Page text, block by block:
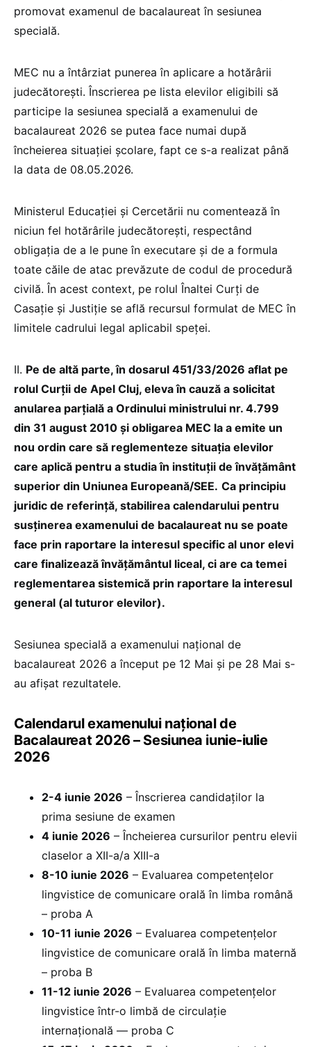
promovat examenul de bacalaureat în sesiunea
specială.
MEC nu a întârziat punerea în aplicare a hotărârii
judecătorești. Înscrierea pe lista elevilor eligibili să
participe la sesiunea specială a examenului de
bacalaureat 2026 se putea face numai după
încheierea situației școlare, fapt ce s-a realizat până
la data de 08.05.2026.
Ministerul Educației și Cercetării nu comentează în
niciun fel hotărârile judecătorești, respectând
obligația de a le pune în executare și de a formula
toate căile de atac prevăzute de codul de procedură
civilă. În acest context, pe rolul Înaltei Curţi de
Casaţie şi Justiţie se află recursul formulat de MEC în
limitele cadrului legal aplicabil speţei.
II. Pe de altă parte, în dosarul 451/33/2026 aflat pe
rolul Curții de Apel Cluj, eleva în cauză a solicitat
anularea parţială a Ordinului ministrului nr. 4.799
din 31 august 2010 și obligarea MEC la a emite un
nou ordin care să reglementeze situaţia elevilor
care aplică pentru a studia în instituţii de învăţământ
superior din Uniunea Europeană/SEE. Ca principiu
juridic de referință, stabilirea calendarului pentru
susținerea examenului de bacalaureat nu se poate
face prin raportare la interesul specific al unor elevi
care finalizează învățământul liceal, ci are ca temei
reglementarea sistemică prin raportare la interesul
general (al tuturor elevilor).
Sesiunea specială a examenului național de
bacalaureat 2026 a început pe 12 Mai și pe 28 Mai s-
au afișat rezultatele.
Calendarul examenului național de
Bacalaureat 2026 – Sesiunea iunie-iulie
2026
2-4 iunie 2026 – Înscrierea candidaților la
prima sesiune de examen
4 iunie 2026 – Încheierea cursurilor pentru elevii
claselor a XII-a/a XIII-a
8-10 iunie 2026 – Evaluarea competențelor
lingvistice de comunicare orală în limba română
– proba A
10-11 iunie 2026 – Evaluarea competențelor
lingvistice de comunicare orală în limba maternă
– proba B
11-12 iunie 2026 – Evaluarea competențelor
lingvistice într-o limbă de circulație
internațională — proba C